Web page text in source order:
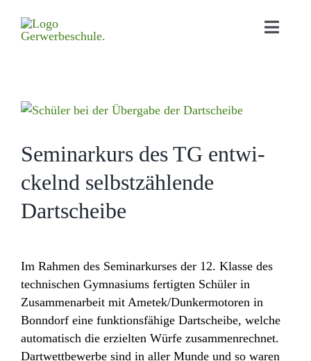
Bildungs­angebot
Orga­ni­sa­tion
Kontakt
Daten­schutz­er­klä­rung
Semi­nar­kurs des TG entwi­
ckelnd selbst­zäh­lende
Dartscheibe
Im Rahmen des Semi­nar­kurses der 12. Klasse des
tech­ni­schen Gymna­siums fertigten Schüler in
Zusam­men­ar­beit mit Ametek/​Dunkermotoren in
Bonn­dorf eine funk­ti­ons­fä­hige Dart­scheibe, welche
auto­ma­tisch die erzielten Würfe zusam­men­rechnet.
Dart­wett­be­werbe sind in aller Munde und so waren